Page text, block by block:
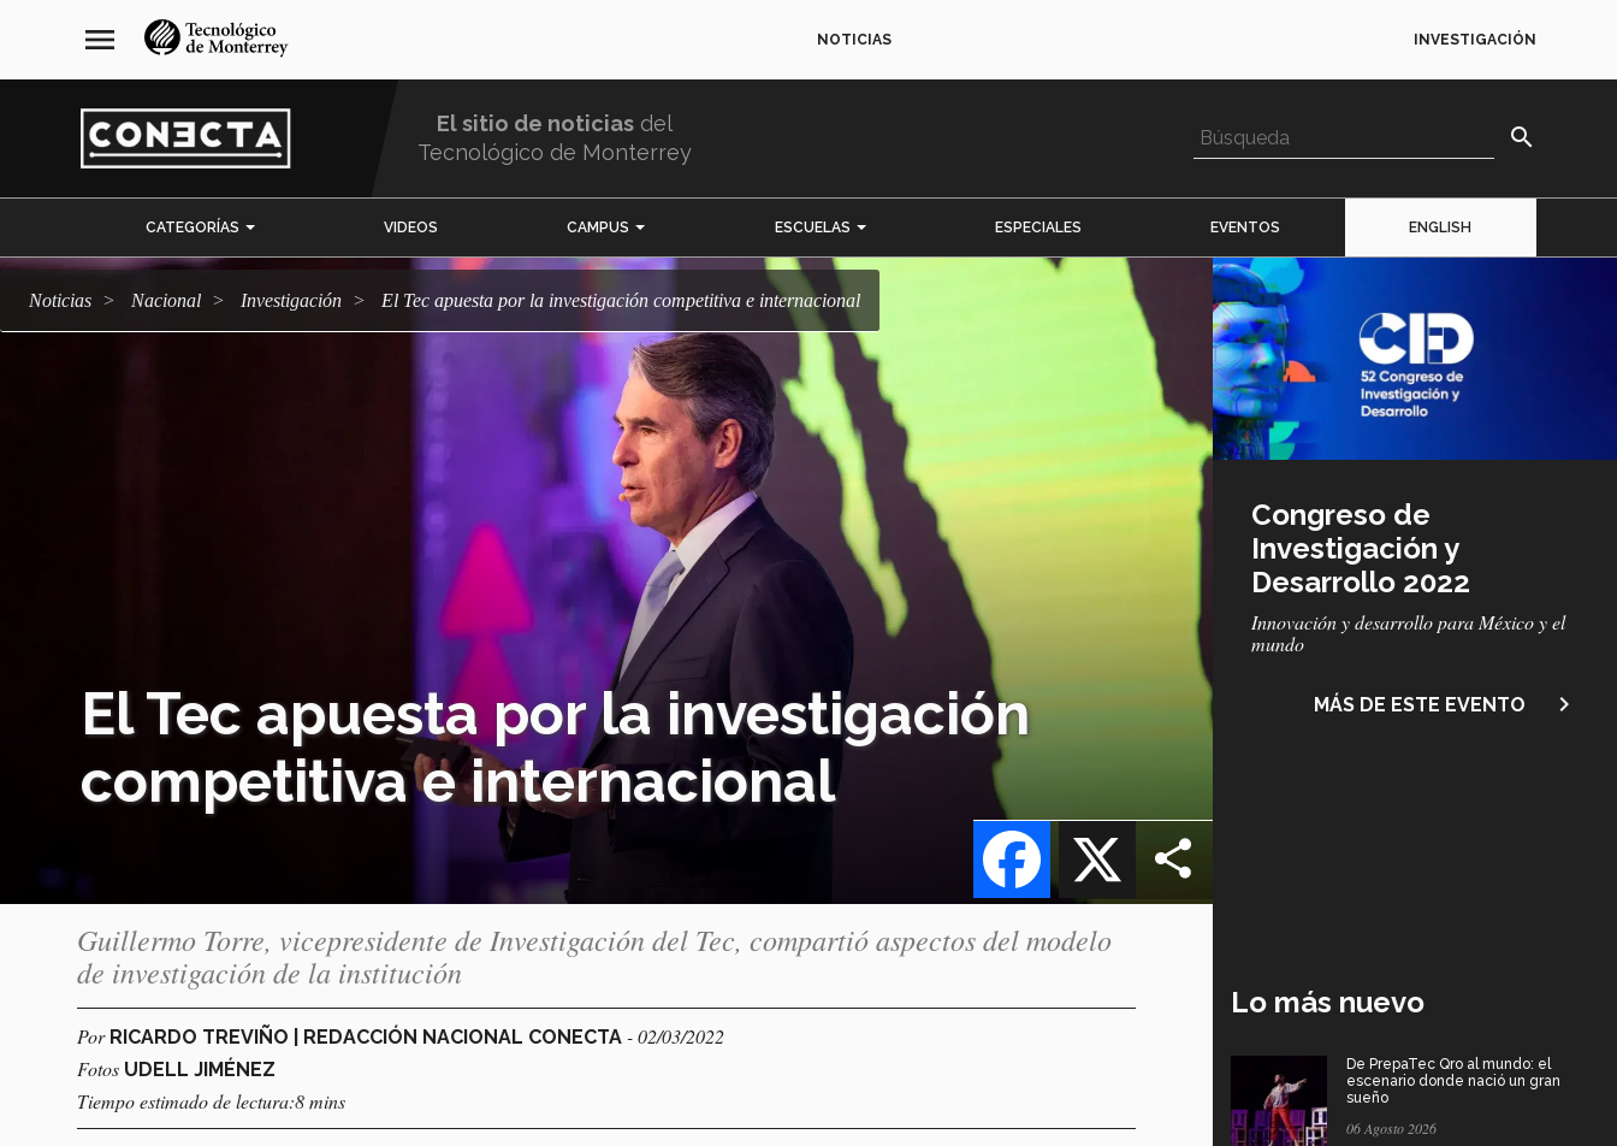
navegación
principal
menu NOTICIAS INVESTIGACIÓN
El sitio de noticias del
Tecnológico de Monterrey
search
CATEGORÍAS VIDEOS CAMPUS ESCUELAS ESPECIALES EVENTOS ENGLISH
Noticias Nacional Investigación El Tec apuesta por la investigación competitiva e internacional
El Tec apuesta por la investigación
competitiva e internacional
X
Facebook
Imagen
o
logo
Congreso de
Investigación y
Desarrollo 2022
Subtítulo
Innovación y desarrollo para México y el
mundo
MÁS DE ESTE EVENTO navigate_next
Guillermo Torre, vicepresidente de Investigación del Tec, compartió aspectos del modelo
de investigación de la institución
Por RICARDO TREVIÑO | REDACCIÓN NACIONAL CONECTA - 02/03/2022
Fotos UDELL JIMÉNEZ
Tiempo estimado de lectura:8 mins
Lo más nuevo
De PrepaTec Qro al mundo: el
escenario donde nació un gran
sueño
06 Agosto 2026